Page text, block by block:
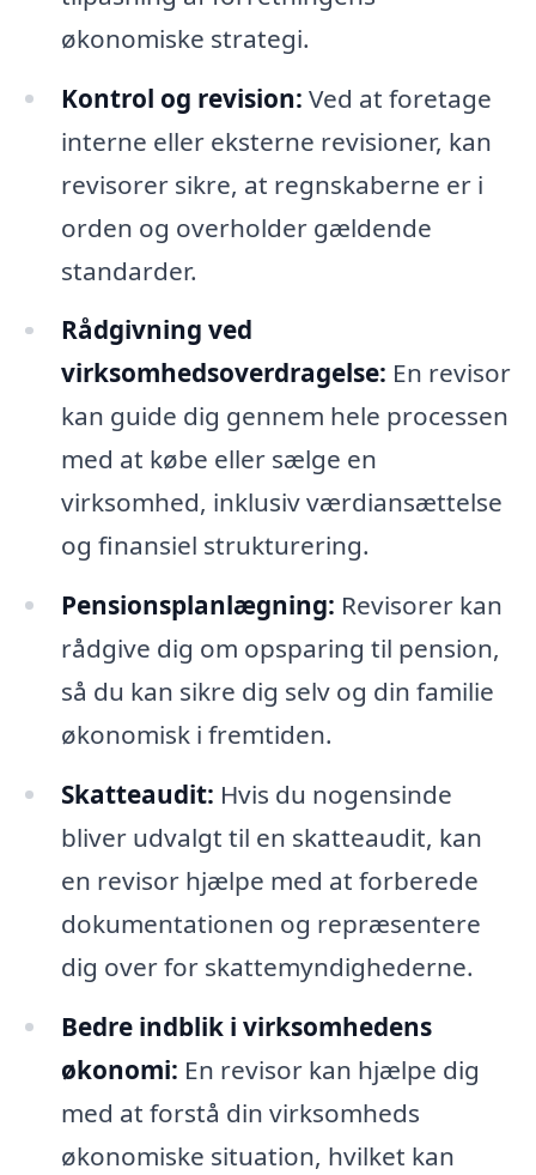
økonomiske strategi.
Kontrol og revision: Ved at foretage
interne eller eksterne revisioner, kan
revisorer sikre, at regnskaberne er i
orden og overholder gældende
standarder.
Rådgivning ved
virksomhedsoverdragelse: En revisor
kan guide dig gennem hele processen
med at købe eller sælge en
virksomhed, inklusiv værdiansættelse
og finansiel strukturering.
Pensionsplanlægning: Revisorer kan
rådgive dig om opsparing til pension,
så du kan sikre dig selv og din familie
økonomisk i fremtiden.
Skatteaudit: Hvis du nogensinde
bliver udvalgt til en skatteaudit, kan
en revisor hjælpe med at forberede
dokumentationen og repræsentere
dig over for skattemyndighederne.
Bedre indblik i virksomhedens
økonomi: En revisor kan hjælpe dig
med at forstå din virksomheds
økonomiske situation, hvilket kan